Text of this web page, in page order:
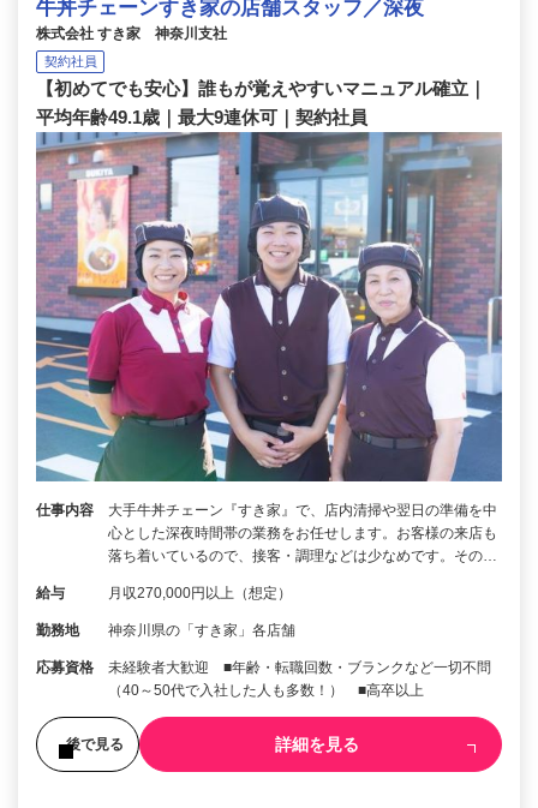
牛丼チェーンすき家の店舗スタッフ／深夜
株式会社 すき家 神奈川支社
契約社員
【初めてでも安心】誰もが覚えやすいマニュアル確立｜
平均年齢49.1歳｜最大9連休可｜契約社員
仕事内容
大手牛丼チェーン『すき家』で、店内清掃や翌日の準備を中
心とした深夜時間帯の業務をお任せします。お客様の来店も
落ち着いているので、接客・調理などは少なめです。その…
給与 月収270,000円以上（想定）
勤務地 神奈川県の「すき家」各店舗
応募資格
未経験者大歓迎 ■年齢・転職回数・ブランクなど一切不問
（40～50代で入社した人も多数！） ■高卒以上
後で見る 詳細を見る